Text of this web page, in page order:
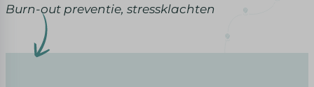
Burn-out preventie, stressklachten